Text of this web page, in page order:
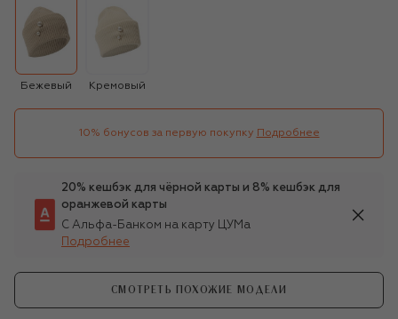
Бежевый Кремовый
10% бонусов за первую покупку Подробнее
20% кешбэк для чёрной карты и 8% кешбэк для
оранжевой карты
С Альфа-Банком на карту ЦУМа
Подробнее
СМОТРЕТЬ ПОХОЖИЕ МОДЕЛИ